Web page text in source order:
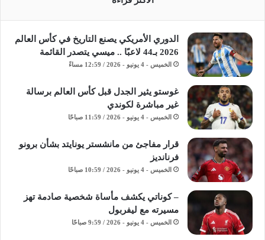
الدوري الأمريكي يصنع التاريخ في كأس العالم
2026 بـ44 لاعبًا .. ميسي يتصدر القائمة
الخميس - 4 يونيو - 2026 / 12:59 مساءً
غوستو يثير الجدل قبل كأس العالم برسالة
غير مباشرة لكوندي
الخميس - 4 يونيو - 2026 / 11:59 صباحًا
قرار مفاجئ من مانشستر يونايتد بشأن برونو
فرنانديز
الخميس - 4 يونيو - 2026 / 10:59 صباحًا
– كوناتي يكشف مأساة شخصية صادمة تهز
مسيرته مع ليفربول
الخميس - 4 يونيو - 2026 / 9:59 صباحًا